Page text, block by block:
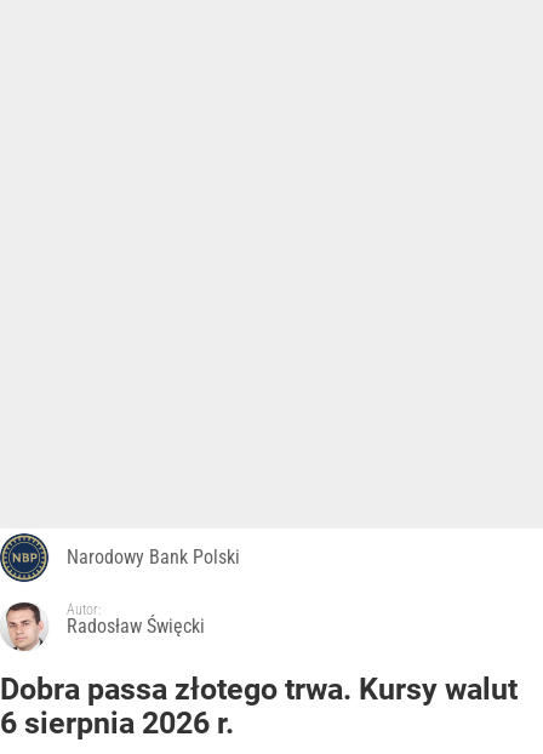
Narodowy Bank Polski
Autor:
Radosław Święcki
Dobra passa złotego trwa. Kursy walut
6 sierpnia 2026 r.